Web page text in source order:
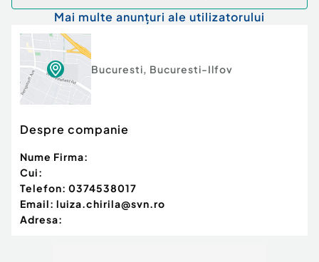
Mai multe anunțuri ale utilizatorului
Bucuresti, Bucuresti-Ilfov
Despre companie
Nume Firma:
Cui:
Telefon: 0374538017
Email: luiza.chirila@svn.ro
Adresa: